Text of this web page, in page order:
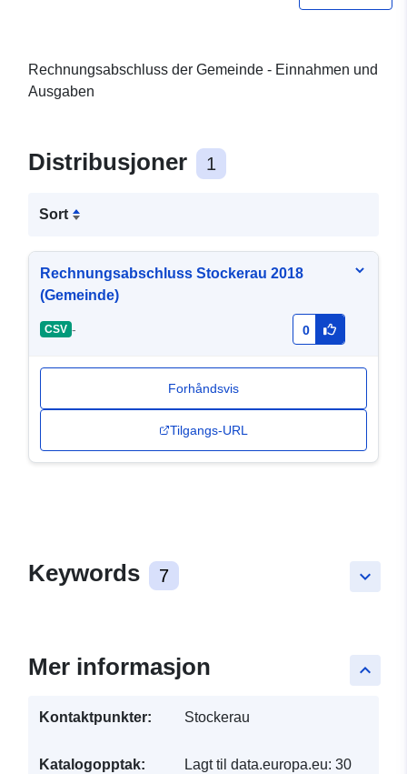
Rechnungsabschluss der Gemeinde - Einnahmen und
Ausgaben
Distribusjoner 1
Sort
Rechnungsabschluss Stockerau 2018
(Gemeinde)
CSV - 0
Forhåndsvis
Tilgangs-URL
keyboard_arrow_down
Keywords 7
keyboard_arrow_up
Mer informasjon
Kontaktpunkter: Stockerau
Katalogopptak: Lagt til data.europa.eu: 30